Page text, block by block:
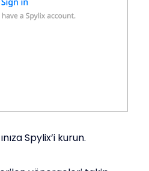
Spylix’i kurun.